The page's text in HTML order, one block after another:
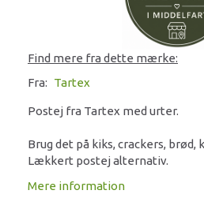
Find mere fra dette mærke:
Fra: Tartex
Postej fra Tartex med urter.
Brug det på kiks, crackers,
Lækkert postej alternativ.
Mere information